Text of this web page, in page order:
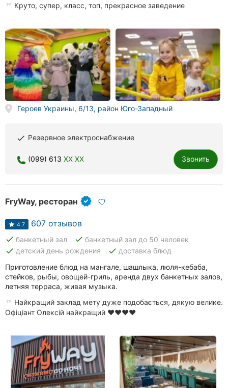
Круто, супер, класс, топ, прекрасное заведение
Героев Украины, 6/13, район Юго-Западный
done Резервное электроснабжение
(099) 613 XX XX Звонить
FryWay, ресторан
4.7 607 отзывов
done банкетный зал done банкетный зал до 50 человек
done детский день рождения done доставка блюд
Приготовление блюд на мангале, шашлыка, люля-кебаба,
стейков, рыбы, овощей-гриль, аренда двух банкетных залов,
летняя терраса, живая музыка.
Найкращий заклад мету дуже подобається, дякую велике.
Офіціант Олексій найкращий ❤❤❤❤